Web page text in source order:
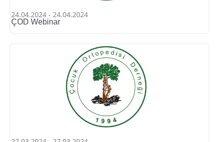
24.04.2024 - 24.04.2024
ÇOD Webinar